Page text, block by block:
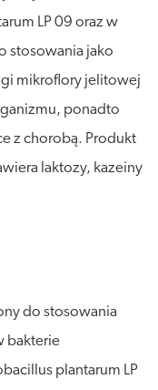
LP 09 oraz w
stosowania jako
mikroflory jelitowej
ponadto
z chorobą. Produkt
laktozy, kazeiny
do stosowania
bakterie
plantarum LP